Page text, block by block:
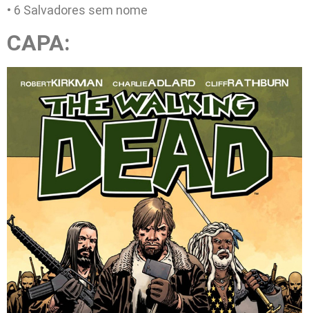
• 6 Salvadores sem nome
CAPA: